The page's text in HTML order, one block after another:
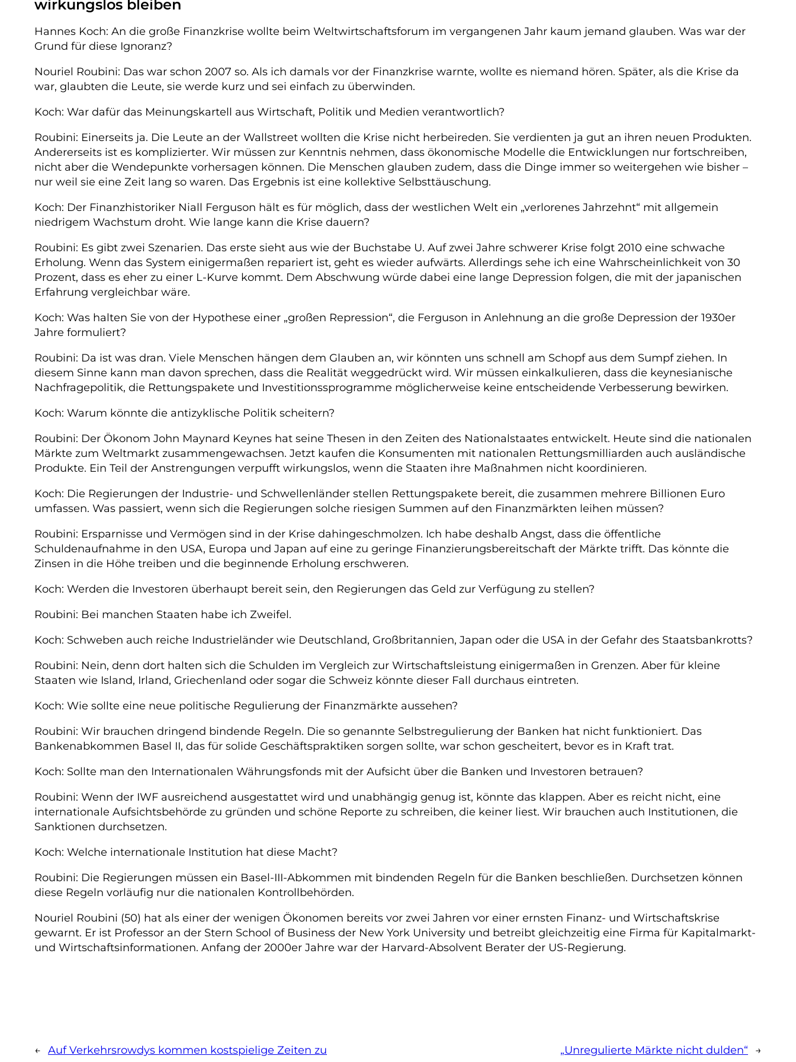
wirkungslos bleiben
Hannes Koch: An die große Finanzkrise wollte beim Weltwirtschaftsforum im vergangenen Jahr kaum jemand glauben. Was war der
Grund für diese Ignoranz?
Nouriel Roubini: Das war schon 2007 so. Als ich damals vor der Finanzkrise warnte, wollte es niemand hören. Später, als die Krise da
war, glaubten die Leute, sie werde kurz und sei einfach zu überwinden.
Koch: War dafür das Meinungskartell aus Wirtschaft, Politik und Medien verantwortlich?
Roubini: Einerseits ja. Die Leute an der Wallstreet wollten die Krise nicht herbeireden. Sie verdienten ja gut an ihren neuen Produkten.
Andererseits ist es komplizierter. Wir müssen zur Kenntnis nehmen, dass ökonomische Modelle die Entwicklungen nur fortschreiben,
nicht aber die Wendepunkte vorhersagen können. Die Menschen glauben zudem, dass die Dinge immer so weitergehen wie bisher –
nur weil sie eine Zeit lang so waren. Das Ergebnis ist eine kollektive Selbsttäuschung.
Koch: Der Finanzhistoriker Niall Ferguson hält es für möglich, dass der westlichen Welt ein „verlorenes Jahrzehnt“ mit allgemein
niedrigem Wachstum droht. Wie lange kann die Krise dauern?
Roubini: Es gibt zwei Szenarien. Das erste sieht aus wie der Buchstabe U. Auf zwei Jahre schwerer Krise folgt 2010 eine schwache
Erholung. Wenn das System einigermaßen repariert ist, geht es wieder aufwärts. Allerdings sehe ich eine Wahrscheinlichkeit von 30
Prozent, dass es eher zu einer L-Kurve kommt. Dem Abschwung würde dabei eine lange Depression folgen, die mit der japanischen
Erfahrung vergleichbar wäre.
Koch: Was halten Sie von der Hypothese einer „großen Repression“, die Ferguson in Anlehnung an die große Depression der 1930er
Jahre formuliert?
Roubini: Da ist was dran. Viele Menschen hängen dem Glauben an, wir könnten uns schnell am Schopf aus dem Sumpf ziehen. In
diesem Sinne kann man davon sprechen, dass die Realität weggedrückt wird. Wir müssen einkalkulieren, dass die keynesianische
Nachfragepolitik, die Rettungspakete und Investitionssprogramme möglicherweise keine entscheidende Verbesserung bewirken.
Koch: Warum könnte die antizyklische Politik scheitern?
Roubini: Der Ökonom John Maynard Keynes hat seine Thesen in den Zeiten des Nationalstaates entwickelt. Heute sind die nationalen
Märkte zum Weltmarkt zusammengewachsen. Jetzt kaufen die Konsumenten mit nationalen Rettungsmilliarden auch ausländische
Produkte. Ein Teil der Anstrengungen verpufft wirkungslos, wenn die Staaten ihre Maßnahmen nicht koordinieren.
Koch: Die Regierungen der Industrie- und Schwellenländer stellen Rettungspakete bereit, die zusammen mehrere Billionen Euro
umfassen. Was passiert, wenn sich die Regierungen solche riesigen Summen auf den Finanzmärkten leihen müssen?
Roubini: Ersparnisse und Vermögen sind in der Krise dahingeschmolzen. Ich habe deshalb Angst, dass die öffentliche
Schuldenaufnahme in den USA, Europa und Japan auf eine zu geringe Finanzierungsbereitschaft der Märkte trifft. Das könnte die
Zinsen in die Höhe treiben und die beginnende Erholung erschweren.
Koch: Werden die Investoren überhaupt bereit sein, den Regierungen das Geld zur Verfügung zu stellen?
Roubini: Bei manchen Staaten habe ich Zweifel.
Koch: Schweben auch reiche Industrieländer wie Deutschland, Großbritannien, Japan oder die USA in der Gefahr des Staatsbankrotts?
Roubini: Nein, denn dort halten sich die Schulden im Vergleich zur Wirtschaftsleistung einigermaßen in Grenzen. Aber für kleine
Staaten wie Island, Irland, Griechenland oder sogar die Schweiz könnte dieser Fall durchaus eintreten.
Koch: Wie sollte eine neue politische Regulierung der Finanzmärkte aussehen?
Roubini: Wir brauchen dringend bindende Regeln. Die so genannte Selbstregulierung der Banken hat nicht funktioniert. Das
Bankenabkommen Basel II, das für solide Geschäftspraktiken sorgen sollte, war schon gescheitert, bevor es in Kraft trat.
Koch: Sollte man den Internationalen Währungsfonds mit der Aufsicht über die Banken und Investoren betrauen?
Roubini: Wenn der IWF ausreichend ausgestattet wird und unabhängig genug ist, könnte das klappen. Aber es reicht nicht, eine
internationale Aufsichtsbehörde zu gründen und schöne Reporte zu schreiben, die keiner liest. Wir brauchen auch Institutionen, die
Sanktionen durchsetzen.
Koch: Welche internationale Institution hat diese Macht?
Roubini: Die Regierungen müssen ein Basel-III-Abkommen mit bindenden Regeln für die Banken beschließen. Durchsetzen können
diese Regeln vorläufig nur die nationalen Kontrollbehörden.
Nouriel Roubini (50) hat als einer der wenigen Ökonomen bereits vor zwei Jahren vor einer ernsten Finanz- und Wirtschaftskrise
gewarnt. Er ist Professor an der Stern School of Business der New York University und betreibt gleichzeitig eine Firma für Kapitalmarkt-
und Wirtschaftsinformationen. Anfang der 2000er Jahre war der Harvard-Absolvent Berater der US-Regierung.
← Auf Verkehrsrowdys kommen kostspielige Zeiten zu „Unregulierte Märkte nicht dulden“ →